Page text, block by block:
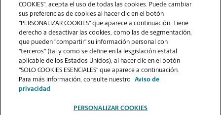
VER LA PÁGINA DE LA TIENDA
COOKIES", acepta el uso de todas las cookies. Puede cambiar
sus preferencias de cookies al hacer clic en el botón
"PERSONALIZAR COOKIES" que aparece a continuación. Tiene
derecho a desactivar las cookies, como las de segmentación,
que pueden "compartir" su información personal con
"terceros" (tal y como se define en la lesgislación estatal
aplicable de los Estados Unidos), al hacer clic en el botón
"SOLO COOKIES ESENCIALES" que aparece a continuación.
Para más información, consulte nuestro
Aviso de
privacidad
PERSONALIZAR COOKIES